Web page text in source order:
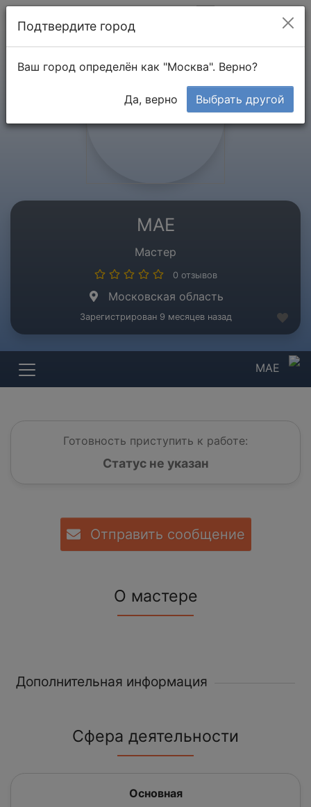
МАЕ
Мастер
0 отзывов
Московская область
Зарегистрирован 9 месяцев назад
МАЕ
Готовность приступить к работе:
Статус не указан
Отправить сообщение
О мастере
Дополнительная информация
Сфера деятельности
Основная
Подтвердите город
Ваш город определён как "Москва". Верно?
Да, верно Выбрать другой